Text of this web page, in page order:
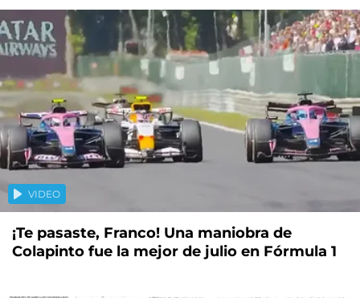
VIDEO
¡Te pasaste, Franco! Una maniobra de
Colapinto fue la mejor de julio en Fórmula 1